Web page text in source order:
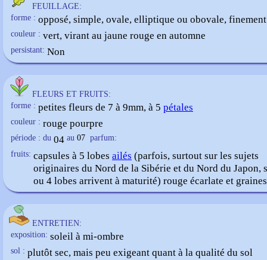
FEUILLAGE:
forme : opposé, simple, ovale, elliptique ou obovale,
couleur : vert, virant au jaune rouge en automne
persistant: Non
FLEURS ET FRUITS:
forme : petites fleurs de 7 à 9mm, à 5 pétales
couleur : rouge pourpre
période : du 04 au 07 parfum:
fruits: capsules à 5 lobes ailés (parfois, surtout sur les sujets
originaires du Nord de la Sibérie et du Nord du Japon,
ou 4 lobes arrivent à maturité) rouge écarlate et
ENTRETIEN:
exposition: soleil à mi-ombre
sol : plutôt sec, mais peu exigeant quant à la qualité du sol